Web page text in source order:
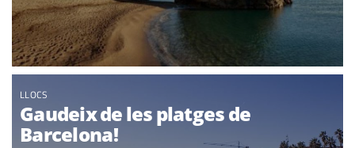
LLOCS
Gaudeix de les platges de
Barcelona!